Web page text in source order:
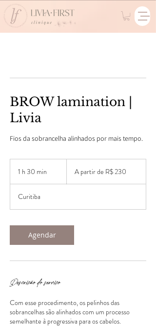
BROW lamination |
Livia
Fios da sobrancelha alinhados por mais tempo.
1 h 30 min
i
Reais
A partir de R$ 230
Curitiba
Agendar
Descrição do serviço
Com esse procedimento, os pelinhos das
sobrancelhas são alinhados com um processo
semelhante à progressiva para os cabelos.